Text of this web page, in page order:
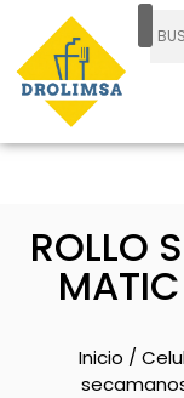
ROLLO
Inicio /